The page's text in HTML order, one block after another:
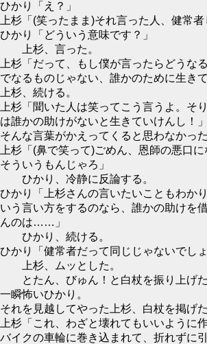
ひかり「え？」
上杉「(笑ったまま)それ言った人、健常者
ひかり「どういう意味です？」
上杉、言った。
上杉「だって、もし僕が言ったらどうな
でなるものじゃない、誰かのために生き
上杉、続ける。
上杉「聞いた人は笑ってこう言うよ。そ
は誰かの助けがないと生きていけんし！」
そんな言葉がかえってくると思わなかった
上杉「(鼻で笑って)ごめん、恩師の悪口
そういうもんじゃろ」
ひかり、冷静に反論する。
ひかり「上杉さんの言いたいこともわか
いう言い方をするのなら、誰かの助けを
んのは……」
ひかり、続ける。
ひかり「健常者だって同じじゃないでしょ
上杉、ムッとした。
とたん、びゅん！と白杖を振り上げた
一瞬怖いひかり。
それを見越してやった上杉、白杖を掲げ
上杉「これ、わざと壊れてもいいように
バイクの車輪に巻き込まれて、折れずに